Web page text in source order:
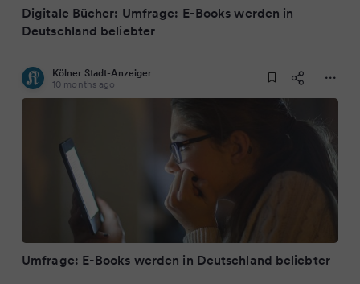
Digitale Bücher: Umfrage: E-Books werden in
Deutschland beliebter
Kölner Stadt-Anzeiger
10 months ago
Umfrage: E-Books werden in Deutschland beliebter